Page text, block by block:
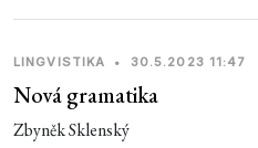
LINGVISTIKA • 30.5.2023 11:47
Nová gramatika
Zbyněk Sklenský